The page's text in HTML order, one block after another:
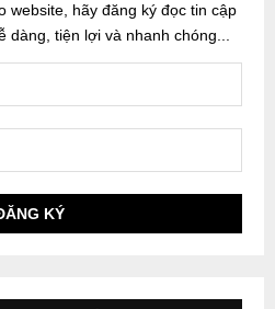
website, hãy đăng ký đọc tin cập
dàng, tiện lợi và nhanh chóng...